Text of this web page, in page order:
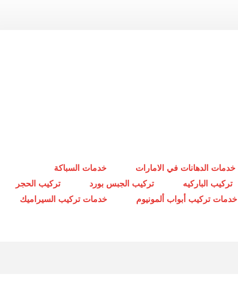
خدمات الدهانات في الامارات
خدمات السباكة
تركيب الباركيه تركيب الجبس بورد
تركيب الحجر
خدمات تركيب أبواب ألمونيوم
خدمات تركيب السيراميك